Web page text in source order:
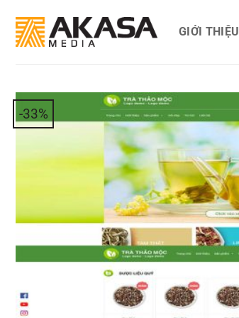
qua
GIỚI THIỆU
-33%